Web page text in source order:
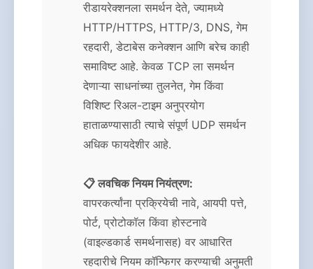
रीडायरेक्शनला समर्थन देते, ज्यामध्ये
HTTP/HTTPS, HTTP/3, DNS, गेम
रहदारी, डेटाबेस कनेक्शन आणि बरेच काही
समाविष्ट आहे. केवळ TCP ला समर्थन
देणाऱ्या साधनांच्या तुलनेत, गेम किंवा
विशिष्ट रिअल-टाइम अनुप्रयोग
हाताळण्यासाठी त्याचे संपूर्ण UDP समर्थन
अधिक फायदेशीर आहे.
📋 लवचिक नियम नियंत्रण:
वापरकर्त्यांना प्रक्रियेची नावे, आयपी पत्ते,
पोर्ट, प्रोटोकॉल किंवा होस्टनावे
(वाइल्डकार्ड समर्थनासह) वर आधारित
रहदारीचे नियम कॉन्फिगर करण्याची अनुमती